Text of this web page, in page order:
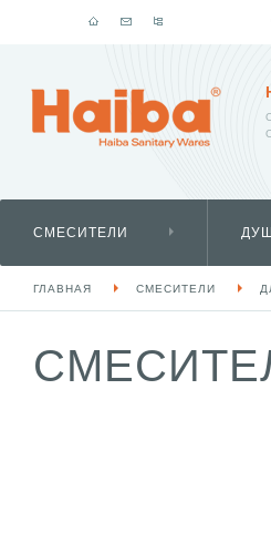
СМЕСИТЕЛИ
ГЛАВНАЯ СМЕСИТЕЛИ